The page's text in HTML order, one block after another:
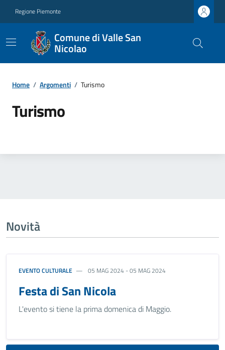
Regione Piemonte
Comune di Valle San
Nicolao
Home / Argomenti / Turismo
Turismo
Novità
EVENTO CULTURALE 05 MAG 2024 - 05 MAG 2024
Festa di San Nicola
L'evento si tiene la prima domenica di Maggio.